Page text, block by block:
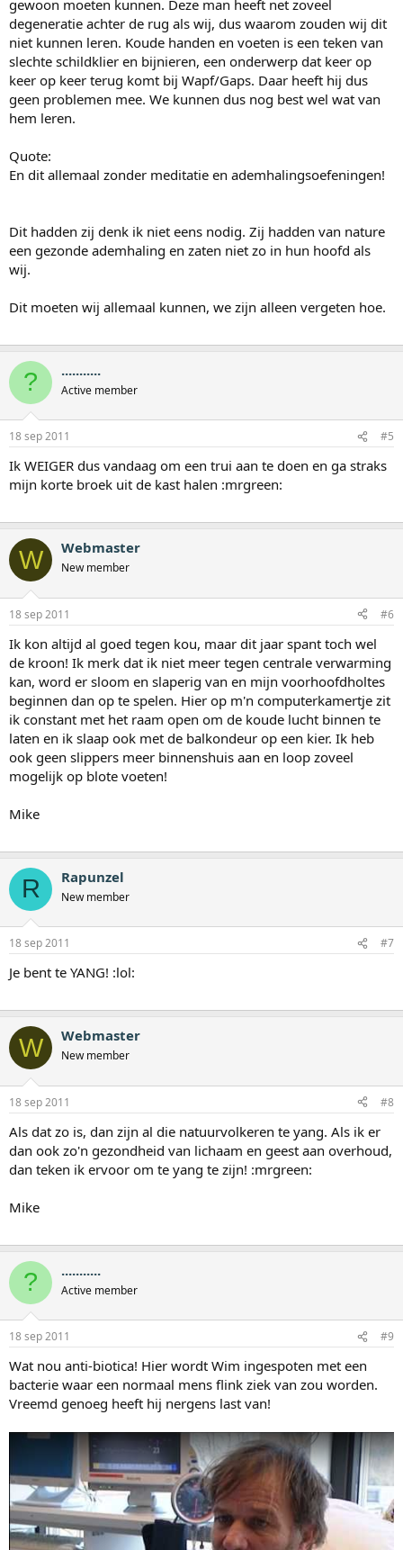
gewoon moeten kunnen. Deze man heeft net zoveel
degeneratie achter de rug als wij, dus waarom zouden wij dit
niet kunnen leren. Koude handen en voeten is een teken van
slechte schildklier en bijnieren, een onderwerp dat keer op
keer op keer terug komt bij Wapf/Gaps. Daar heeft hij dus
geen problemen mee. We kunnen dus nog best wel wat van
hem leren.
Quote:
En dit allemaal zonder meditatie en ademhalingsoefeningen!
Dit hadden zij denk ik niet eens nodig. Zij hadden van nature
een gezonde ademhaling en zaten niet zo in hun hoofd als
wij.
Dit moeten wij allemaal kunnen, we zijn alleen vergeten hoe.
? ...........
Active member
18 sep 2011 #5
Ik WEIGER dus vandaag om een trui aan te doen en ga straks
mijn korte broek uit de kast halen :mrgreen:
W Webmaster
New member
18 sep 2011 #6
Ik kon altijd al goed tegen kou, maar dit jaar spant toch wel
de kroon! Ik merk dat ik niet meer tegen centrale verwarming
kan, word er sloom en slaperig van en mijn voorhoofdholtes
beginnen dan op te spelen. Hier op m'n computerkamertje zit
ik constant met het raam open om de koude lucht binnen te
laten en ik slaap ook met de balkondeur op een kier. Ik heb
ook geen slippers meer binnenshuis aan en loop zoveel
mogelijk op blote voeten!
Mike
R Rapunzel
New member
18 sep 2011 #7
Je bent te YANG! :lol:
W Webmaster
New member
18 sep 2011 #8
Als dat zo is, dan zijn al die natuurvolkeren te yang. Als ik er
dan ook zo'n gezondheid van lichaam en geest aan overhoud,
dan teken ik ervoor om te yang te zijn! :mrgreen:
Mike
? ...........
Active member
18 sep 2011 #9
Wat nou anti-biotica! Hier wordt Wim ingespoten met een
bacterie waar een normaal mens flink ziek van zou worden.
Vreemd genoeg heeft hij nergens last van!